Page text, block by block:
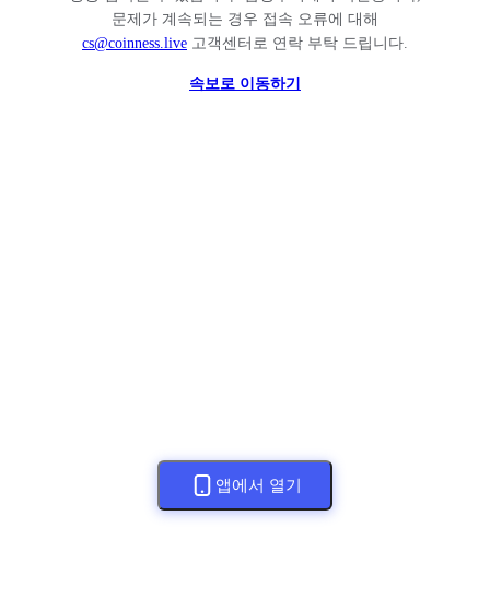
문제가 계속되는 경우 접속 오류에 대해
cs@coinness.live 고객센터로 연락 부탁 드립니다.
속보로 이동하기
앱에서 열기